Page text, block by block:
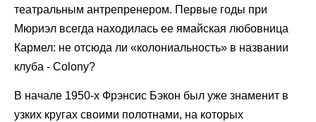
театральным антрепренером. Первые годы при
Мюриэл всегда находилась ее ямайская любовница
Кармел: не отсюда ли «колониальность» в названии
клуба - Colony?
В начале 1950-х Фрэнсис Бэкон был уже знаменит в
узких кругах своими полотнами, на которых